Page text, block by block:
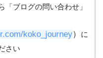
「ブログの問い合わせ」
koko_journey）
に
さい